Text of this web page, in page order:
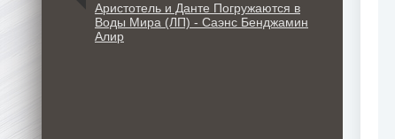
Аристотель и Данте Погружаются в
Воды Мира (ЛП) - Саэнс Бенджамин
Алир